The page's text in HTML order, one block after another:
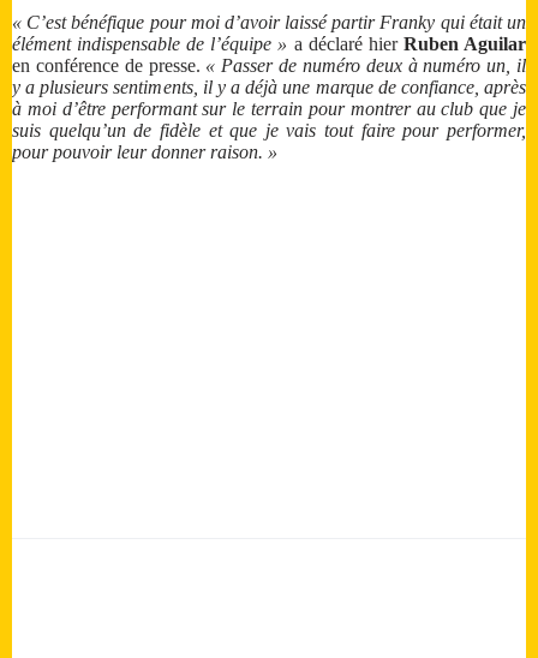
« C’est bénéfique pour moi d’avoir laissé partir Franky qui était un
élément indispensable de l’équipe » a déclaré hier Ruben Aguilar
en conférence de presse. « Passer de numéro deux à numéro un, il
y a plusieurs sentiments, il y a déjà une marque de confiance, après
à moi d’être performant sur le terrain pour montrer au club que je
suis quelqu’un de fidèle et que je vais tout faire pour performer,
pour pouvoir leur donner raison. »